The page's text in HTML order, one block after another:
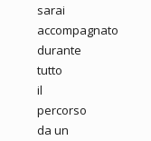
sarai
accompagnato
durante
tutto
il
percorso
da un